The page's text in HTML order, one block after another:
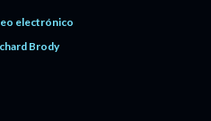
electrónico
Brody